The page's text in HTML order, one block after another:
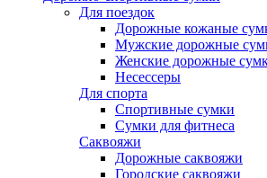
Для поездок
Дорожные кожаные
Мужские дорожные
Женские дорожные
Несессеры
Для спорта
Спортивные сумки
Сумки для фитнеса
Саквояжи
Дорожные саквояжи
Городские саквояжи